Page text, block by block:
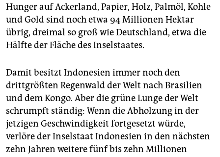
genossenschaft
epaper login
Hunger auf Ackerland, Papier, Holz, Palmöl, Kohle
und Gold sind noch etwa 94 Millionen Hektar
übrig, dreimal so groß wie Deutschland, etwa die
Hälfte der Fläche des Inselstaates.
Damit besitzt Indonesien immer noch den
drittgrößten Regenwald der Welt nach Brasilien
und dem Kongo. Aber die grüne Lunge der Welt
schrumpft ständig: Wenn die Abholzung in der
jetzigen Geschwindigkeit fortgesetzt würde,
verlöre der Inselstaat Indonesien in den nächsten
zehn Jahren weitere fünf bis zehn Millionen